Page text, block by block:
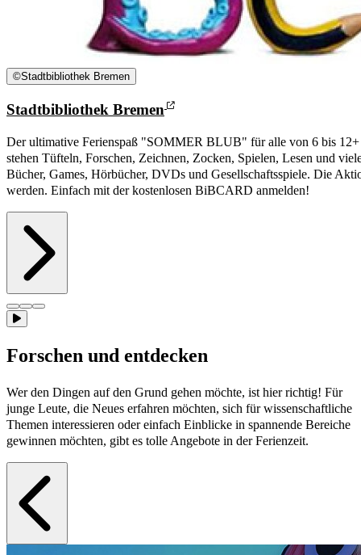
©Stadtbibliothek Bremen
Stadtbibliothek Bremen
Der ultimative Ferienspaß "SOMMER BLUB" für alle von 6 bis 12+
stehen Tüfteln, Forschen, Zeichnen, Zocken, Spielen, Lesen und
Bücher, Games, Hörbücher, DVDs und Gesellschaftsspiele. Die
werden. Einfach mit der kostenlosen BiBCARD anmelden!
Forschen und entdecken
Wer den Dingen auf den Grund gehen möchte, ist hier richtig! Für
junge Leute, die Neues erfahren möchten, sich für wissenschaftliche
Themen interessieren oder einfach Einblicke in spannende Bereiche
gewinnen möchten, gibt es tolle Angebote in der Ferienzeit.